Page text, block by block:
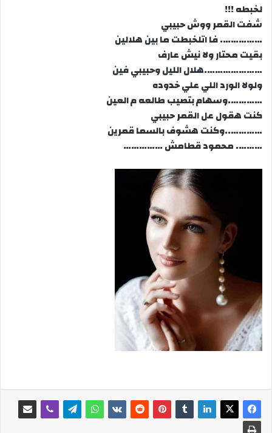
لخبطه !!!
شفت القمر ووش حبيبي
……………. فا اتلخبطت ما بين هلالين
بقيت محتار ولا نيش عارف
………………….هلال الليل وحبيبي فين
ولولا الورد اللي علي خدوده
………….وسهام بتصيب طالعه م العين
كنت هقول عل القمر حبيبي
…………..وكنت هشوف بالسما قمرين
………. محمود قطامش ……………